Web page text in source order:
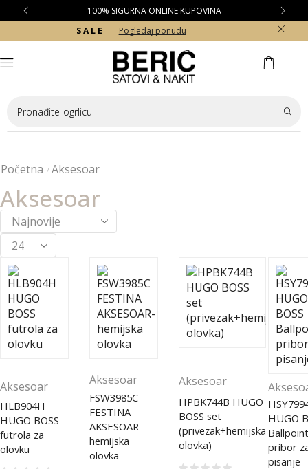
100% SIGURNA ONLINE KUPOVINA
S A L E
Pogledaj ponudu
Pronađite ogrlicu
Početna / Aksesoar
Aksesoar
Aksesoar
HLB904H
HUGO BOSS
futrola za
olovku
Aksesoar
FSW3985C
FESTINA
AKSESOAR-
hemijska
olovka
Aksesoar
HPBK744B HUGO
BOSS set
(privezak+hemijska
olovka)
HUGO
Ballpoint
pribor
pisanje